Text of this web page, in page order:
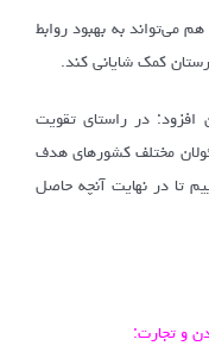
می‌تواند به بهبود روابط
کمک شایانی کند.
افزود: در راستای تقویت
مختلف کشورهای هدف
تا در نهایت آنچه حاصل
و تجارت: